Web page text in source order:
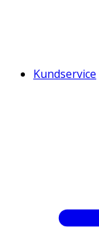
Kundservice